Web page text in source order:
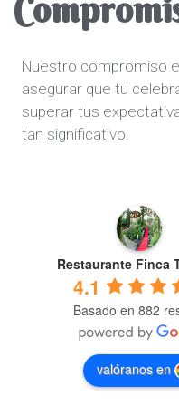
Nuestro compromiso
asegurar que tu
superar tus
tan significativo.
Restaurante Finca
4.1
Basado en 882
valóranos en